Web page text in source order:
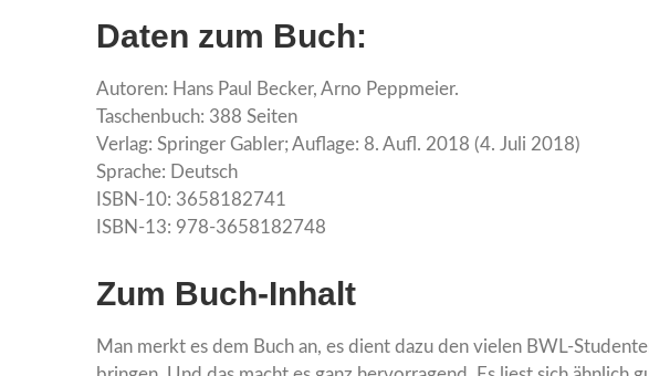
Daten zum Buch:
Autoren: Hans Paul Becker, Arno Peppmeier.
Taschenbuch: 388 Seiten
Verlag: Springer Gabler; Auflage: 8. Aufl. 2018 (4. Juli 2018)
Sprache: Deutsch
ISBN-10: 3658182741
ISBN-13: 978-3658182748
Zum Buch-Inhalt
Man merkt es dem Buch an, es dient dazu den vielen BWL-